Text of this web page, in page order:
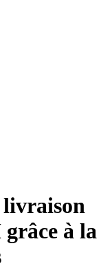
livraison
à la